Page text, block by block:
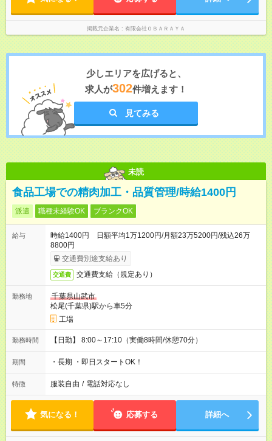
掲載元企業名 有限会社ＯＢＡＲＡＹＡ
少しエリアを広げると、
求人が302件増えます！
見てみる
未読
食品工場での精肉加工・品質管理/時給1400円
派遣 職種未経験OK ブランクOK
給与
時給1400円 日額平均1万1200円/月額23万5200円/残込26万
8800円
交通費別途支給あり
交通費 交通費支給（規定あり）
勤務地
千葉県山武市
松尾(千葉県)駅から車5分
工場
勤務時間 【日勤】 8:00～17:10（実働8時間/休憩70分）
期間 ・長期 ・即日スタートOK！
特徴 服装自由 / 電話対応なし
気になる！ 応募する 詳細へ